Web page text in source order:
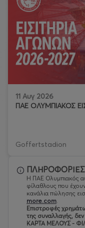
11 Αυγ 2026
ΠΑΕ ΟΛΥΜΠΙΑΚΟΣ
Goffertstadion
ΠΛΗΡΟΦΟΡΙΕΣ
Η ΠΑΕ Ολυμπιακός
φίλαθλους που
κανάλια πώλησης
more.com.
Eπιστροφές
της συναλλαγής, δεν
ΚΑΡΤΑ ΜΕΛΟΥΣ -